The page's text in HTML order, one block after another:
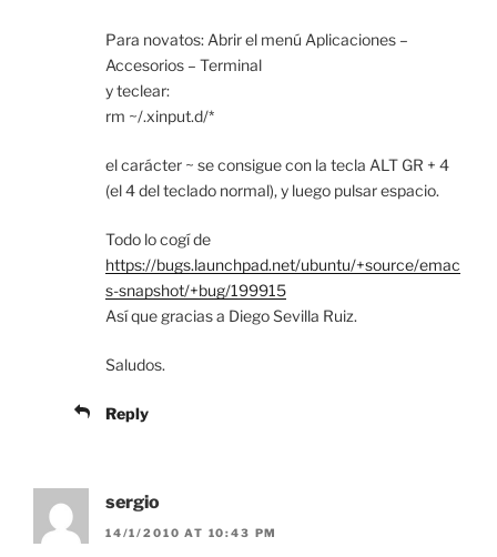
Para novatos: Abrir el menú Aplicaciones –
Accesorios – Terminal
y teclear:
rm ~/.xinput.d/*
el carácter ~ se consigue con la tecla ALT GR + 4
(el 4 del teclado normal), y luego pulsar espacio.
Todo lo cogí de
https://bugs.launchpad.net/ubuntu/+source/emac
s-snapshot/+bug/199915
Así que gracias a Diego Sevilla Ruiz.
Saludos.
Reply
sergio
14/1/2010 AT 10:43 PM